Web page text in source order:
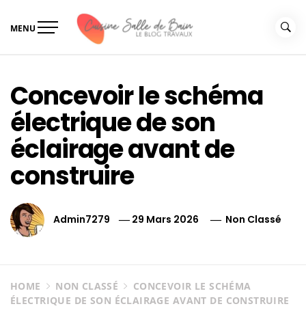
MENU
Concevoir le schéma
électrique de son
éclairage avant de
construire
Admin7279 29 Mars 2026 Non Classé
HOME NON CLASSÉ
CONCEVOIR LE SCHÉMA
ÉLECTRIQUE DE SON ÉCLAIRAGE AVANT DE CONSTRUIRE